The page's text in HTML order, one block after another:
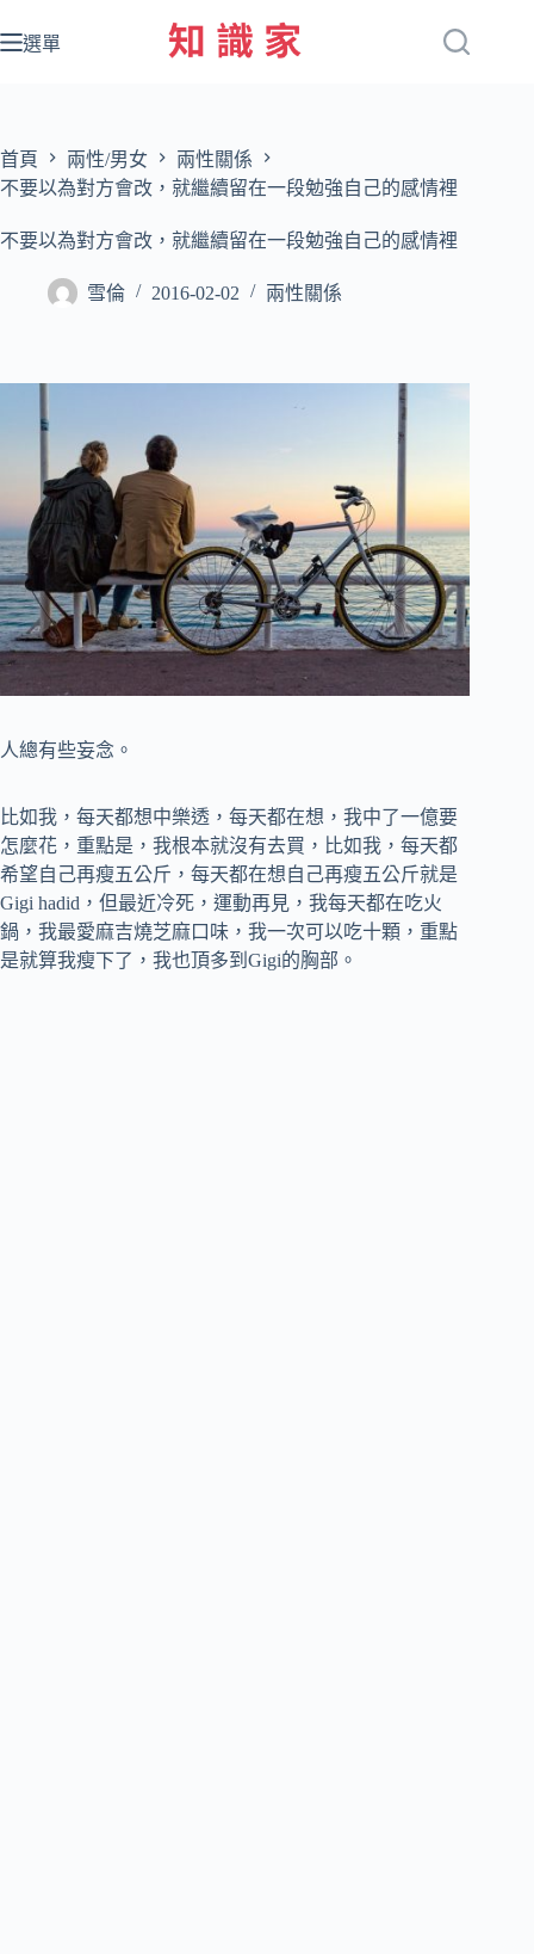
至
容
選單
首頁 兩性/男女
兩性關係
不要以為對方會改，就繼續留在一段勉強自己的感情裡
不要以為對方會改，就繼續留在一段勉強自己的感情裡
雪倫 2016-02-02 兩性關係
人總有些妄念。
比如我，每天都想中樂透，每天都在想，我中了一億要
怎麼花，重點是，我根本就沒有去買，比如我，每天都
希望自己再瘦五公斤，每天都在想自己再瘦五公斤就是
Gigi hadid，但最近冷死，運動再見，我每天都在吃火
鍋，我最愛麻吉燒芝麻口味，我一次可以吃十顆，重點
是就算我瘦下了，我也頂多到Gigi的胸部。